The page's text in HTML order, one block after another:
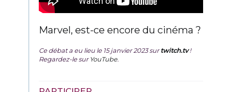
Marvel, est-ce encore du cinéma ?
Ce débat a eu lieu le 15 janvier 2023 surtwitch.tv !
Regardez-le surYouTube.